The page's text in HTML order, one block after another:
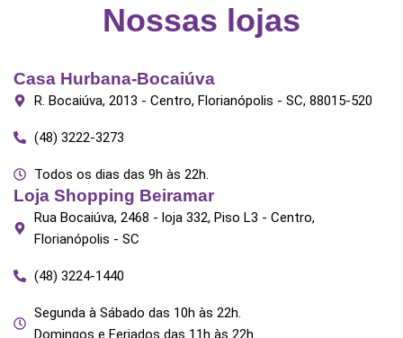
Nossas lojas
Casa Hurbana-Bocaiúva
R. Bocaiúva, 2013 - Centro, Florianópolis - SC, 88015-520
(48) 3222-3273
Todos os dias das 9h às 22h.
Loja Shopping Beiramar
Rua Bocaiúva, 2468 - loja 332, Piso L3 - Centro,
Florianópolis - SC
(48) 3224-1440
Segunda à Sábado das 10h às 22h.
Domingos e Feriados das 11h às 22h.